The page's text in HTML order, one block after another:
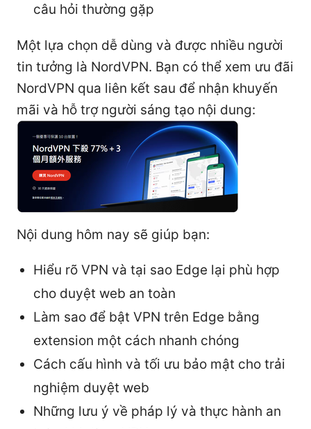
câu hỏi thường gặp
Một lựa chọn dễ dùng và được nhiều người
tin tưởng là NordVPN. Bạn có thể xem ưu đãi
NordVPN qua liên kết sau để nhận khuyến
mãi và hỗ trợ người sáng tạo nội dung:
Nội dung hôm nay sẽ giúp bạn:
Hiểu rõ VPN và tại sao Edge lại phù hợp
cho duyệt web an toàn
Làm sao để bật VPN trên Edge bằng
extension một cách nhanh chóng
Cách cấu hình và tối ưu bảo mật cho trải
nghiệm duyệt web
Những lưu ý về pháp lý và thực hành an